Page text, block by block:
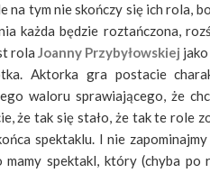
na tym nie skończy się ich rola,
każda będzie roztańczona,
rola Joanny Przybyłowskiej
Aktorka gra postacie
waloru sprawiającego, że
że tak się stało, że tak te role
spektaklu. I nie
mamy spektakl, który (chyba